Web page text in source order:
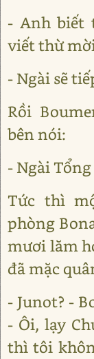
- Anh biết
viết thừ
- Ngài sẽ
Rồi
bên nói:
- Ngài
Tức thì
phòng
mươi lăm
đã mặc
- Junot? -
- Ôi, lạy
thì tôi